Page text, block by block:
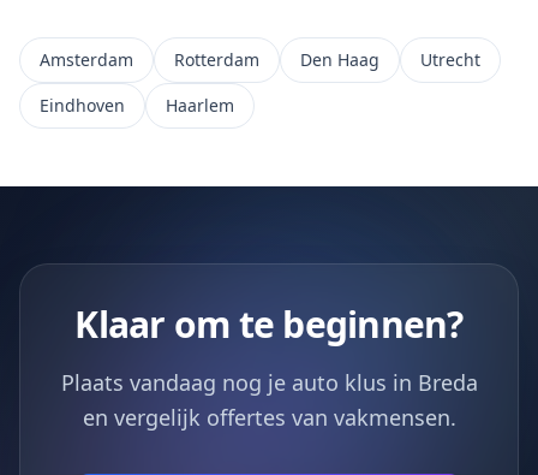
Amsterdam Rotterdam Den Haag
Utrecht
Eindhoven
Haarlem
Klaar om te beginnen?
Plaats vandaag nog je auto klus in Breda
en vergelijk offertes van vakmensen.